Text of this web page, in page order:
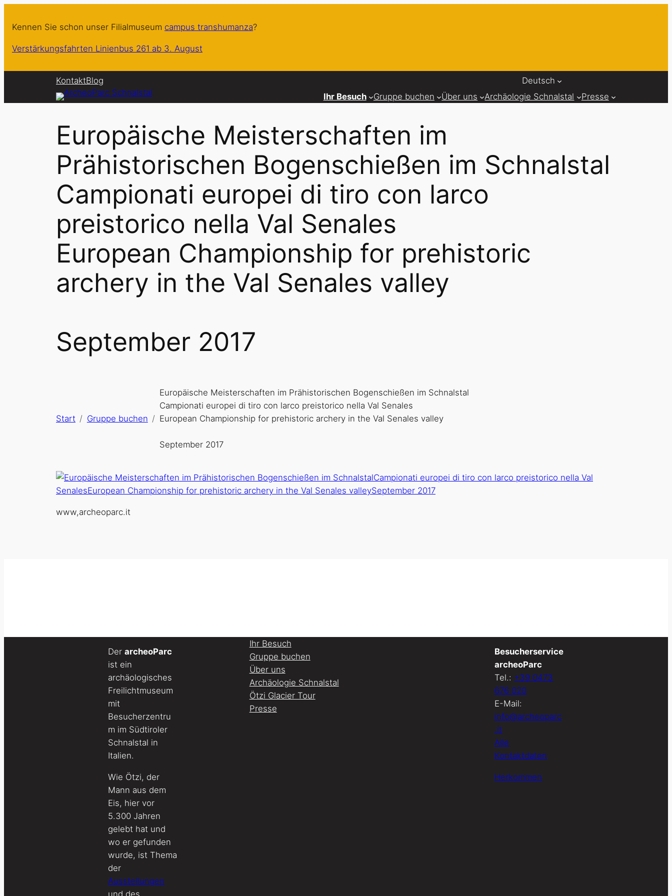
Inhalt
Kennen Sie schon unser Filialmuseum campus transhumanza?
Verstärkungsfahrten Linienbus 261 ab 3. August
KontaktBlog
Deutsch
Ihr Besuch
Gruppe buchen Über uns Archäologie Schnalstal Presse
Europäische Meisterschaften im
Prähistorischen Bogenschießen im Schnalstal
Campionati europei di tiro con larco
preistorico nella Val Senales
European Championship for prehistoric
archery in the Val Senales valley
September 2017
Start Gruppe buchen
Europäische Meisterschaften im Prähistorischen Bogenschießen im Schnalstal
Campionati europei di tiro con larco preistorico nella Val Senales
European Championship for prehistoric archery in the Val Senales valley
September 2017
www,archeoparc.it
Der archeoParc
ist ein
archäologisches
Freilichtmuseum
mit
Besucherzentru
m im Südtiroler
Schnalstal in
Italien.
Wie Ötzi, der
Mann aus dem
Eis, hier vor
5.300 Jahren
gelebt hat und
wo er gefunden
wurde, ist Thema
der
Ausstellungen
Ihr Besuch
Gruppe buchen
Über uns
Archäologie Schnalstal
Ötzi Glacier Tour
Presse
Besucherservice
archeoParc
Tel.: +39 0473
676 020
E-Mail:
info@archeoparc
.it
Alle
Kontaktdaten
Herkommen